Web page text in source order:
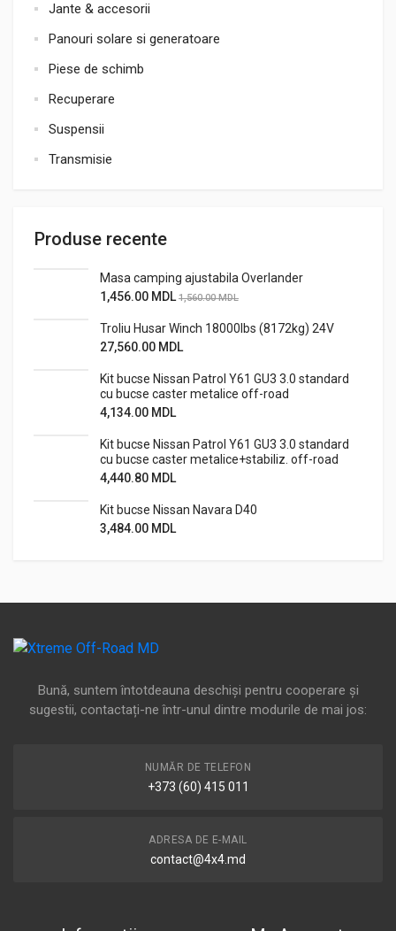
Jante & accesorii
Panouri solare si generatoare
Piese de schimb
Recuperare
Suspensii
Transmisie
Produse recente
Masa camping ajustabila Overlander
1,456.00 MDL 1,560.00MDL
Troliu Husar Winch 18000lbs (8172kg) 24V
27,560.00 MDL
Kit bucse Nissan Patrol Y61 GU3 3.0 standard
cu bucse caster metalice off-road
4,134.00 MDL
Kit bucse Nissan Patrol Y61 GU3 3.0 standard
cu bucse caster metalice+stabiliz. off-road
4,440.80 MDL
Kit bucse Nissan Navara D40
3,484.00 MDL
Bună, suntem întotdeauna deschiși pentru cooperare și
sugestii, contactați-ne într-unul dintre modurile de mai jos:
NUMĂR DE TELEFON
+373 (60) 415 011
ADRESA DE E-MAIL
contact@4x4.md